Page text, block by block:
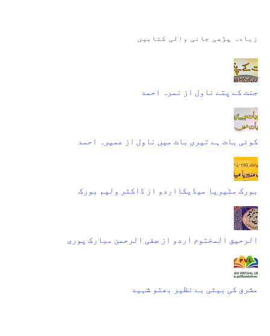
زیادہ پڑھی جانی والی کتابیں
جنت کے پتے ناول از نمرہ احمد
کوئی بات ہے تیری بات میں ناول از عمیرہ احمد
بورک مٹیریا میڈیکااردو از ڈاکٹر ولیم بورک
الرحیق المختوم اردو از صفی الرحمن مبارک پوری
مشرق کی بیٹی بے نظیر بھٹو شہید